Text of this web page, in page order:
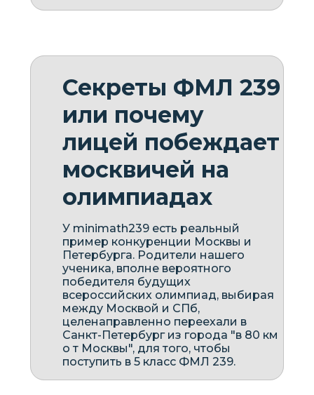
Секреты ФМЛ 239
или почему
лицей побеждает
москвичей на
олимпиадах
У minimath239 есть реальный
пример конкуренции Москвы и
Петербурга. Родители нашего
ученика, вполне вероятного
победителя будущих
всероссийских олимпиад, выбирая
между Москвой и СПб,
целенаправленно переехали в
Санкт-Петербург из города "в 80 км
о т Москвы", для того, чтобы
поступить в 5 класс ФМЛ 239.